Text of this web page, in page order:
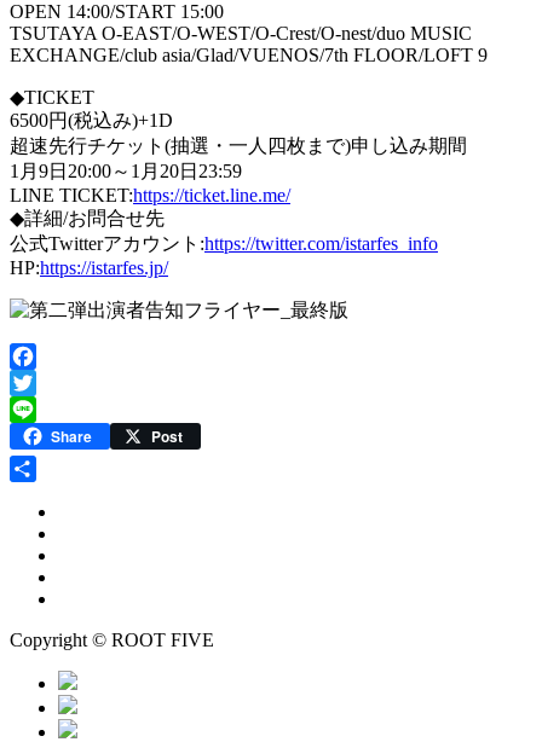
OPEN 14:00/START 15:00
TSUTAYA O-EAST/O-WEST/O-Crest/O-nest/duo MUSIC
EXCHANGE/club asia/Glad/VUENOS/7th FLOOR/LOFT 9
◆TICKET
6500円(税込み)+1D
超速先行チケット(抽選・一人四枚まで)申し込み期間
1月9日20:00～1月20日23:59
LINE TICKET:https://ticket.line.me/
◆詳細/お問合せ先
公式Twitterアカウント:https://twitter.com/istarfes_info
HP:https://istarfes.jp/
Facebook
Twitter
Line Share Post
Copyright © ROOT FIVE